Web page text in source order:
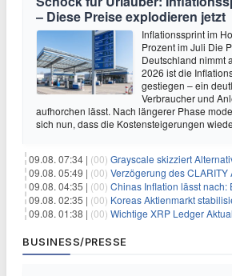
– Diese Preise explodieren jetzt
Inflationssprint im
Prozent im Juli Die
Deutschland nimmt
2026 ist die
gestiegen – ein
Verbraucher und
aufhorchen lässt. Nach längerer Phase
sich nun, dass die Kostensteigerungen
09.08. 07:34 | (00) Grayscale skizziert Alternativen für die
09.08. 05:49 | (00) Verzögerung des CLARITY Acts: Droht
09.08. 04:35 | (00) Chinas Inflation lässt nach: Ein willkommenes Zeichen für
09.08. 02:35 | (00) Koreas Aktienmarkt stabilisiert sich, da
09.08. 01:38 | (00) Wichtige XRP Ledger Aktualisierung
BUSINESS/PRESSE